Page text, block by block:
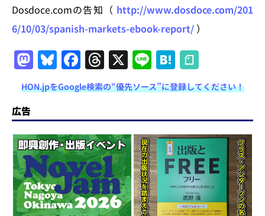
Dosdoce.comの告知（ http://www.dosdoce.com/201
6/10/03/spanish-markets-ebook-report/ ）
M
a
st
o
d
o
n
Bl
u
e
s
k
y
F
a
c
e
b
o
o
k
T
h
re
a
d
s
X Li
n
e
H
at
e
n
a
HON.jpをGoogle検索の“優先ソース”に登録してください！
広告